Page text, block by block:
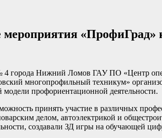
4 города Нижний Ломов ГАУ ПО «Центр
многопрофильный техникум»
модели профориентационной деятельности.
принять участие в различных
делом, автоэлектрикой и
создавали ЗД игры на обучающей